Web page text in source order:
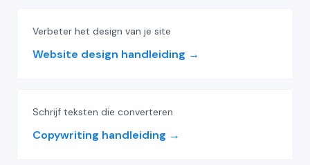
Verbeter het design van je site
Website design handleiding
Schrijf teksten die converteren
Copywriting handleiding